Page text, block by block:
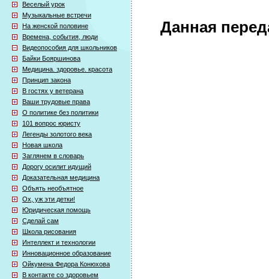
Веселый урок
Музыкальные встречи
На женской половине
Времена, события, люди
Видеопособия для школьников
Байки Бояршинова
Медицина. здоровье. красота
Принцип закона
В гостях у ветерана
Ваши трудовые права
О политике без политики
101 вопрос юристу
Легенды золотого века
Новая школа
Заглянем в словарь
Дорогу осилит идущий
Доказательная медицина
Объять необъятное
Ох, уж эти детки!
Юридическая помощь
Сделай сам
Школа рисования
Интеллект и технологии
Инновационное образование
Ойкумена Федора Конюхова
В контакте со здоровьем
Данная